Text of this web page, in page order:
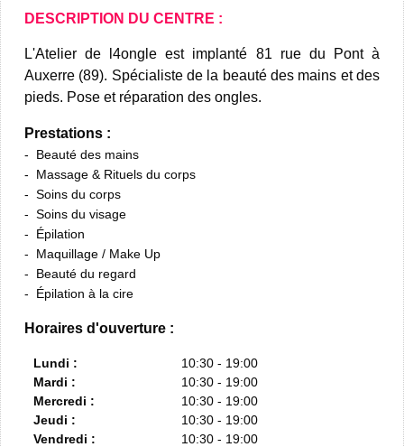
DESCRIPTION DU CENTRE :
L'Atelier de l4ongle est implanté 81 rue du Pont à
Auxerre (89). Spécialiste de la beauté des mains et des
pieds. Pose et réparation des ongles.
Prestations :
Beauté des mains
Massage & Rituels du corps
Soins du corps
Soins du visage
Épilation
Maquillage / Make Up
Beauté du regard
Épilation à la cire
Horaires d'ouverture :
Lundi :
10:30 - 19:00
Mardi :
10:30 - 19:00
Mercredi :
10:30 - 19:00
Jeudi :
10:30 - 19:00
Vendredi :
10:30 - 19:00